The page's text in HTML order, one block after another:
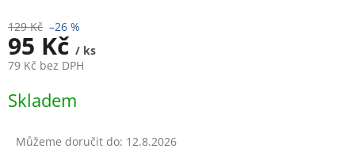
129 Kč –26 %
95 Kč / ks
79 Kč bez DPH
cena:
Skladem
Můžeme doručit do: 12.8.2026